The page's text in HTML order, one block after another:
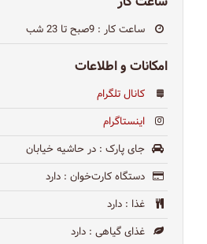
ساعت کار : 9صبح تا 23 شب
امکانات و اطلاعات
کانال تلگرام
اینستاگرام
جای پارک : در حاشیه خیابان
دستگاه کارت‌خوان : دارد
غذا : دارد
غذای گیاهی : دارد